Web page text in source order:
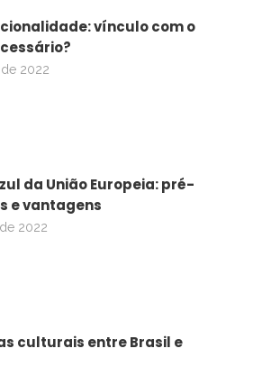
vínculo com o
2022
da União Europeia: pré-
e vantagens
2022
culturais entre Brasil e